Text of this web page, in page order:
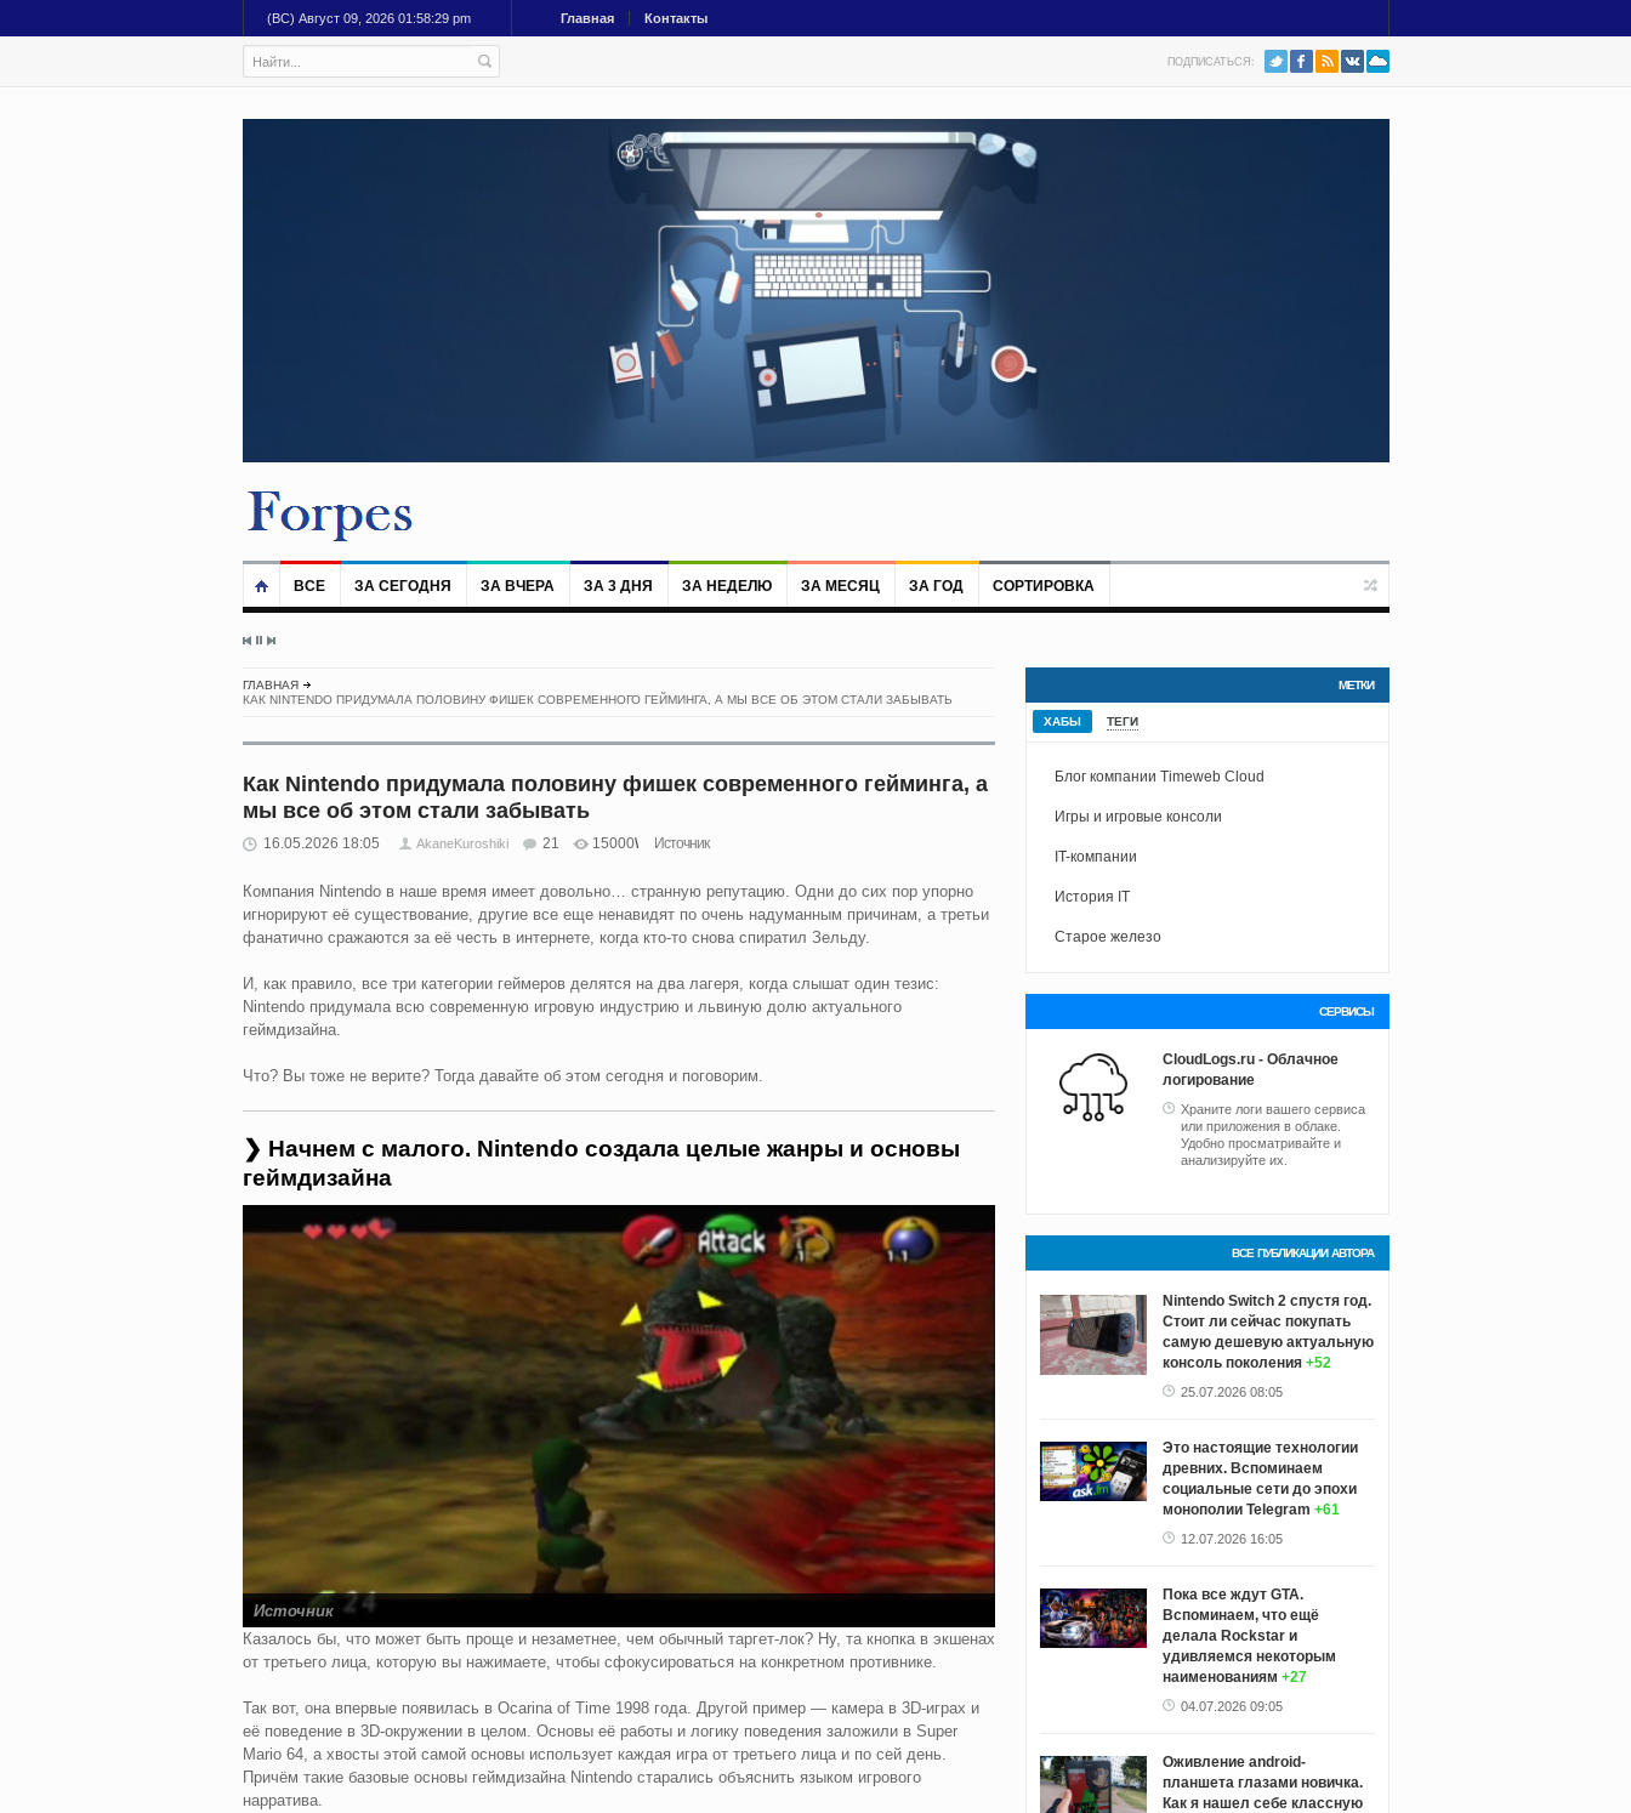
(ВС) Август 09, 2026 01:58:30 pm Главная Контакты
ПОДПИСАТЬСЯ:
ВСЕ ЗА СЕГОДНЯ ЗА ВЧЕРА ЗА 3 ДНЯ ЗА НЕДЕЛЮ ЗА МЕСЯЦ ЗА ГОД СОРТИРОВКА
ГЛАВНАЯ
КАК NINTENDO ПРИДУМАЛА ПОЛОВИНУ ФИШЕК СОВРЕМЕННОГО ГЕЙМИНГА, А МЫ ВСЕ ОБ ЭТОМ СТАЛИ ЗАБЫВАТЬ
Как Nintendo придумала половину фишек современного гейминга, а
мы все об этом стали забывать
16.05.2026 18:05 AkaneKuroshiki 21 15000 Источник
Компания Nintendo в наше время имеет довольно… странную репутацию. Одни до сих пор упорно
игнорируют её существование, другие все еще ненавидят по очень надуманным причинам, а третьи
фанатично сражаются за её честь в интернете, когда кто-то снова спиратил Зельду.
И, как правило, все три категории геймеров делятся на два лагеря, когда слышат один тезис:
Nintendo придумала всю современную игровую индустрию и львиную долю актуального
геймдизайна.
Что? Вы тоже не верите? Тогда давайте об этом сегодня и поговорим.
❯ Начнем с малого. Nintendo создала целые жанры и основы
геймдизайна
Источник
Казалось бы, что может быть проще и незаметнее, чем обычный таргет-лок? Ну, та кнопка в экшенах
от третьего лица, которую вы нажимаете, чтобы сфокусироваться на конкретном противнике.
Так вот, она впервые появилась в Ocarina of Time 1998 года. Другой пример — камера в 3D-играх и
её поведение в 3D-окружении в целом. Основы её работы и логику поведения заложили в Super
Mario 64, а хвосты этой самой основы использует каждая игра от третьего лица и по сей день.
Причём такие базовые основы геймдизайна Nintendo старались объяснить языком игрового
нарратива.
МЕТКИ
ХАБЫ ТЕГИ
Блог компании Timeweb Cloud
Игры и игровые консоли
IT-компании
История IT
Старое железо
СЕРВИСЫ
CloudLogs.ru - Облачное
логирование
Храните логи вашего сервиса
или приложения в облаке.
Удобно просматривайте и
анализируйте их.
ВСЕ ПУБЛИКАЦИИ АВТОРА
Nintendo Switch 2 спустя год.
Стоит ли сейчас покупать
самую дешевую актуальную
консоль поколения +52
25.07.2026 08:05
Это настоящие технологии
древних. Вспоминаем
социальные сети до эпохи
монополии Telegram +61
12.07.2026 16:05
Пока все ждут GTA.
Вспоминаем, что ещё
делала Rockstar и
удивляемся некоторым
наименованиям +27
04.07.2026 09:05
Оживление android-
планшета глазами новичка.
Как я нашел себе классную